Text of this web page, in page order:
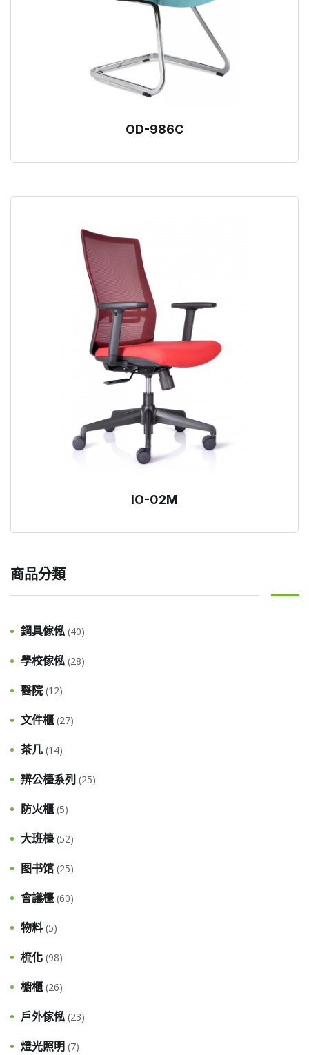
OD-986C
IO-02M
商品分類
鋼具傢俬 (40)
學校傢俬 (28)
醫院 (12)
文件櫃 (27)
茶几 (14)
辨公檯系列 (25)
防火櫃 (5)
大班檯 (52)
图书馆 (25)
會議檯 (60)
物料 (5)
梳化 (98)
櫥櫃 (26)
戶外傢俬 (23)
燈光照明 (7)